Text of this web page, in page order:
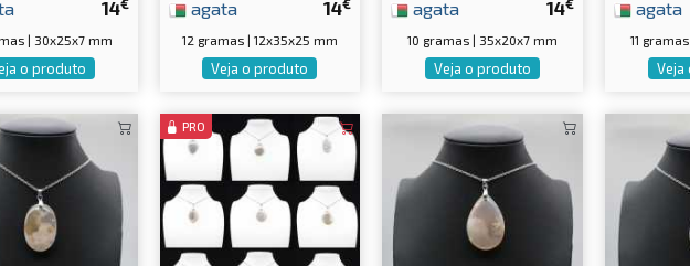
14
| 30x25x7 mm
o produto
14
agata
12 gramas | 12x35x25 mm
Veja o produto
14
agata
10 gramas | 35x20x7 mm
Veja o produto
agata
11
Veja
PRO